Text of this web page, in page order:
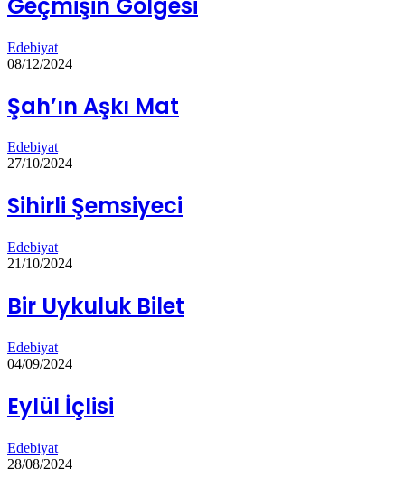
Edebiyat
08/12/2024
Şah’ın Aşkı Mat
Edebiyat
27/10/2024
Sihirli Şemsiyeci
Edebiyat
21/10/2024
Bir Uykuluk Bilet
Edebiyat
04/09/2024
Eylül İçlisi
Edebiyat
28/08/2024